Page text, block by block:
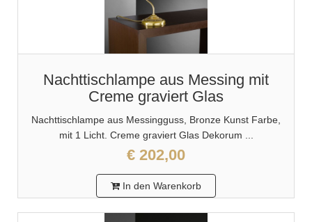
Nachttischlampe aus Messing mit
Creme graviert Glas
Nachttischlampe aus Messingguss, Bronze Kunst Farbe,
mit 1 Licht. Creme graviert Glas Dekorum ...
€ 202,00
In den Warenkorb